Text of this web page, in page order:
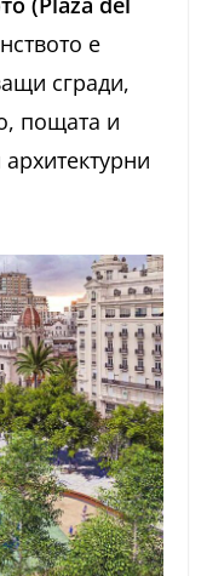
е
сгради,
пощата и